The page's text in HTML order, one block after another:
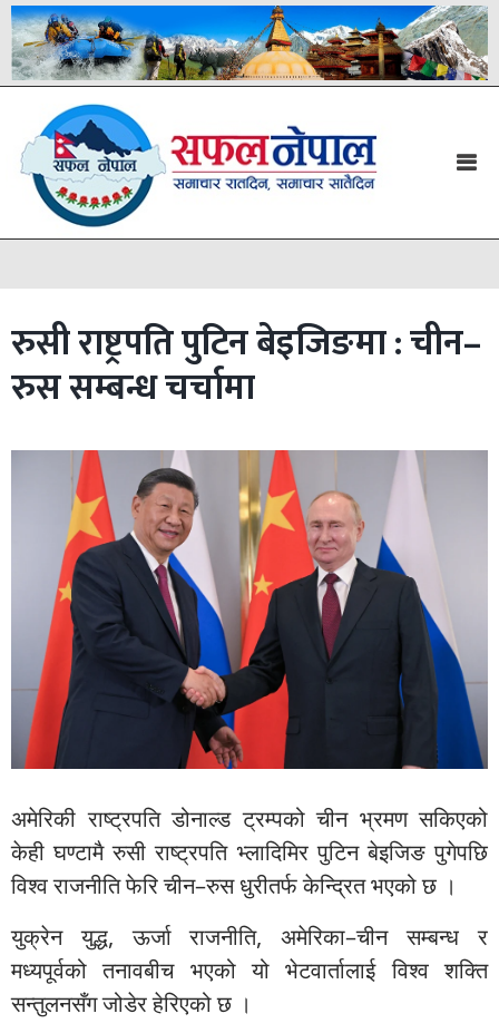
रुसी राष्ट्रपति पुटिन बेइजिङमा : चीन–
रुस सम्बन्ध चर्चामा
अमेरिकी राष्ट्रपति डोनाल्ड ट्रम्पको चीन भ्रमण सकिएको
केही घण्टामै रुसी राष्ट्रपति भ्लादिमिर पुटिन बेइजिङ पुगेपछि
विश्व राजनीति फेरि चीन–रुस धुरीतर्फ केन्द्रित भएको छ ।
युक्रेन युद्ध, ऊर्जा राजनीति, अमेरिका–चीन सम्बन्ध र
मध्यपूर्वको तनावबीच भएको यो भेटवार्तालाई विश्व शक्ति
सन्तुलनसँग जोडेर हेरिएको छ ।